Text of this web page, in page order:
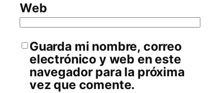
Web
Guarda mi nombre, correo
electrónico y web en este
navegador para la próxima
vez que comente.